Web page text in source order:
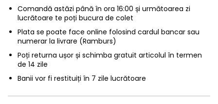
Comandă astăzi până în ora 16:00 și următoarea zi
lucrătoare te poți bucura de colet
Plata se poate face online folosind cardul bancar sau
numerar la livrare (Ramburs)
Poți returna ușor și schimba gratuit articolul în termen
de 14 zile
Banii vor fi restituiți în 7 zile lucrătoare